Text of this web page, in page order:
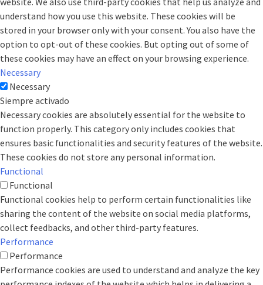
understand how you use this website. These cookies will be
stored in your browser only with your consent. You also have the
option to opt-out of these cookies. But opting out of some of
these cookies may have an effect on your browsing experience.
Necessary
Necessary
Siempre activado
Necessary cookies are absolutely essential for the website to
function properly. This category only includes cookies that
ensures basic functionalities and security features of the website.
These cookies do not store any personal information.
Functional
Functional
Functional cookies help to perform certain functionalities like
sharing the content of the website on social media platforms,
collect feedbacks, and other third-party features.
Performance
Performance
Performance cookies are used to understand and analyze the key